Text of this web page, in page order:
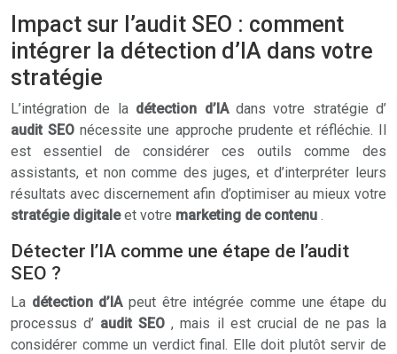
Impact sur l’audit SEO : comment
intégrer la détection d’IA dans votre
stratégie
L’intégration de la détection d’IA dans votre stratégie d’
audit SEOnécessite une approche prudente et réfléchie. Il
est essentiel de considérer ces outils comme des
assistants, et non comme des juges, et d’interpréter leurs
résultats avec discernement afin d’optimiser au mieux votre
stratégie digitaleet votre marketing de contenu .
Détecter l’IA comme une étape de l’audit
SEO ?
La détection d’IApeut être intégrée comme une étape du
processus d’ audit SEO, mais il est crucial de ne pas la
considérer comme un verdict final. Elle doit plutôt servir de